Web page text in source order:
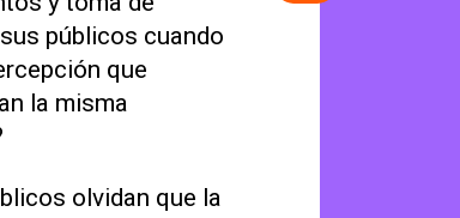
públicos cuando
que
la misma
olvidan que la